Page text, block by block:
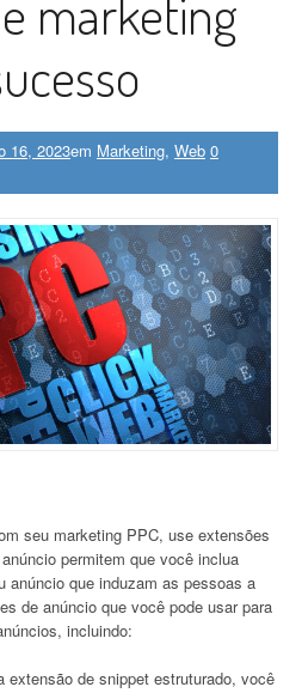
marketing
16, 2023em Marketing, Web 0
seu marketing PPC, use extensões
permitem que você inclua
anúncio que induzam as pessoas a
de anúncio que você pode usar para
incluindo:
extensão de snippet estruturado, você